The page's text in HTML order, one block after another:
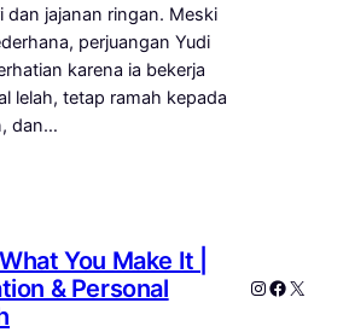
dan jajanan ringan. Meski
perjuangan Yudi
karena ia bekerja
lelah, tetap ramah kepada
dan…
You Make It |
& Personal
Instagram
X